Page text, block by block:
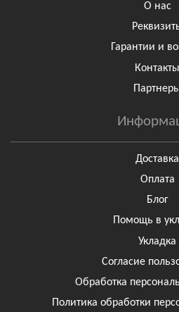
О нас
Гарантии и
Контакты
Доставка
Оплата
Блог
Помощь в
Укладка
Согласие
Обработка
Политика обработки